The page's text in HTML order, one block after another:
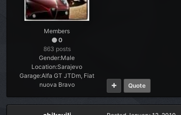
Members
0
863 posts
Gender:Male
Location:Sarajevo
Garage:Alfa GT JTDm, Fiat
nuova Bravo
Quote